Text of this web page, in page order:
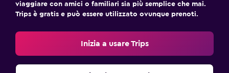
viaggiare con amici o familiari sia più semplice che mai.
Trips è gratis e può essere utilizzato ovunque prenoti.
Inizia a usare Trips